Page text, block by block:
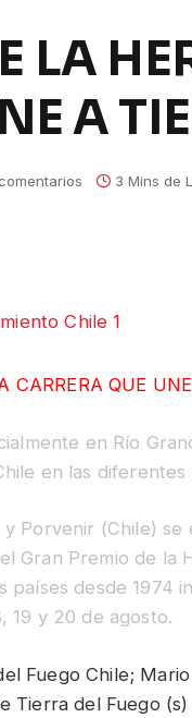
LA
A
3 Mins de
QUE
en Río
en las diferentes
Porvenir (Chile)
Gran Premio de la
desde 1974
19 y 20 de agosto.
Fuego Chile;
Tierra del Fuego